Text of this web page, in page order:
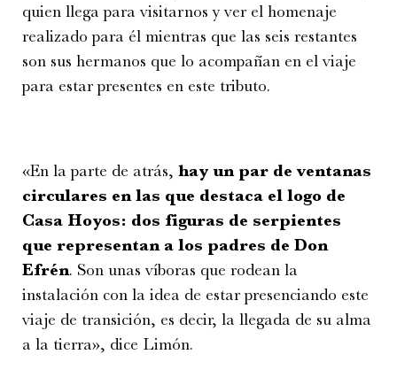
quien llega para visitarnos y ver el homenaje
realizado para él mientras que las seis restantes
son sus hermanos que lo acompañan en el viaje
para estar presentes en este tributo.
«En la parte de atrás, hay un par de ventanas
circulares en las que destaca el logo de
Casa Hoyos: dos figuras de serpientes
que representan a los padres de Don
Efrén. Son unas víboras que rodean la
instalación con la idea de estar presenciando este
viaje de transición, es decir, la llegada de su alma
a la tierra», dice Limón.